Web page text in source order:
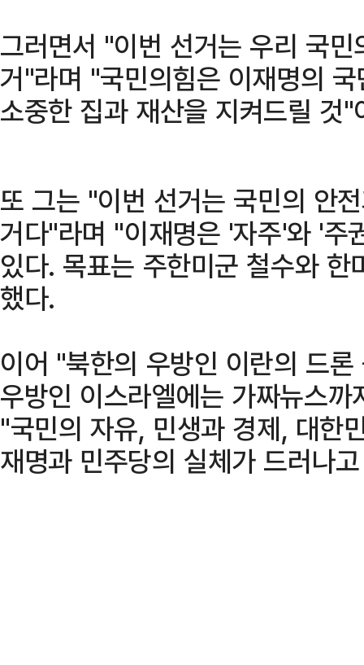
그러면서 "이번 선거는 우리 국
거"라며 "국민의힘은 이재명의
소중한 집과 재산을 지켜드릴 것
또 그는 "이번 선거는 국민의 안
거다"라며 "이재명은 '자주'와 '주
있다. 목표는 주한미군 철수와
했다.
이어 "북한의 우방인 이란의 드
우방인 이스라엘에는 가짜뉴스
"국민의 자유, 민생과 경제, 대한
재명과 민주당의 실체가 드러나